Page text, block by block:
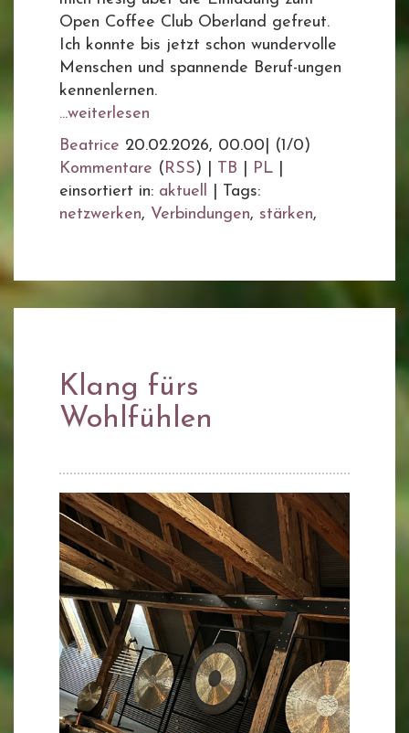
Open Coffee Club Oberland gefreut.
Ich konnte bis jetzt schon wundervolle
Menschen und spannende Beruf-ungen
kennenlernen.
...weiterlesen
Beatrice 20.02.2026, 00.00
(1/0)
Kommentare ( RSS) | TB PL
einsortiert in: aktuell
Tags:
netzwerken, Verbindungen, stärken,
Klang fürs
Wohlfühlen